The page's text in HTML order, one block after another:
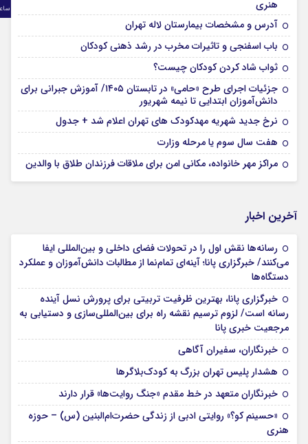
هنری
آدرس و مشخصات بیمارستان لاله تهران
باب اسفنجی و تاثیرات مخرب در رشد ذهنی کودکان
ثواب شاد کردن کودکان چیست؟
جزئیات اجرای طرح «حامی» در تابستان ۱۴۰۵/ آموزش جبرانی برای
دانش‌آموزان ابتدایی تا نیمه شهریور
نرخ جدید شهریه مهدکودک های تهران اعلام شد + جدول
هفت سال سوم یا مرحله وزارت
مراکز مهر خانواده، مکانی امن برای ملاقات فرزندان طلاق با والدین
آخرین اخبار
رسانه‌ها نقش اول را در تحولات فضای داخلی و بین‌المللی ایفا
می‌کنند/ خبرگزاری پانا؛ آینه‌ای تمام‌نما از مطالبات دانش‌آموزان و عملکرد
دستگاه‌ها
خبرگزاری پانا، بهترین ظرفیت تربیتی برای پرورش نسل آینده
رسانه است/ لزوم ترسیم نقشه راه برای بین‌المللی‌سازی و دستیابی به
مرجعیت خبری پانا
خبرنگاران، سفیران آگاهی
هشدار پلیس تهران بزرگ به کودک‌بلاگرها
خبرنگاران متعهد در خط مقدم «جنگ روایت‌ها» قرار دارند
«حسینم کو؟» روایتی ادبی از زندگی حضرت‌ام‌البنین (س) – حوزه
هنری